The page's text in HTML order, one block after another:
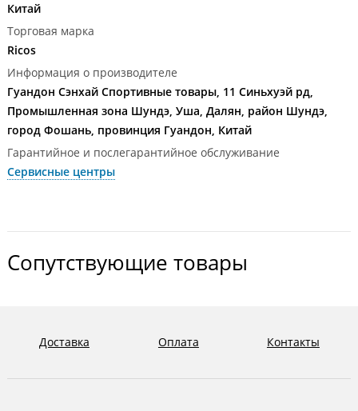
Китай
Торговая марка
Ricos
Информация о производителе
Гуандон Сэнхай Спортивные товары, 11 Синьхуэй рд,
Промышленная зона Шундэ, Уша, Далян, район Шундэ,
город Фошань, провинция Гуандон, Китай
Гарантийное и послегарантийное обслуживание
Сервисные центры
Сопутствующие товары
Доставка Оплата Контакты